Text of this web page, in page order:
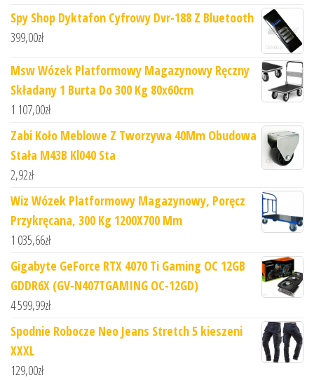
Spy Shop Dyktafon Cyfrowy Dvr-188 Z Bluetooth
399,00zł
Msw Wózek Platformowy Magazynowy Ręczny
Składany 1 Burta Do 300 Kg 80x60cm
1 107,00zł
Zabi Koło Meblowe Z Tworzywa 40Mm Obudowa
Stała M43B Kl040 Sta
2,92zł
Wiz Wózek Platformowy Magazynowy, Poręcz
Przykręcana, 300 Kg 1200X700 Mm
1 035,66zł
Gigabyte GeForce RTX 4070 Ti Gaming OC 12GB
GDDR6X (GV-N407TGAMING OC-12GD)
4 599,99zł
Spodnie Robocze Neo Jeans Stretch 5 kieszeni
XXXL
129,00zł